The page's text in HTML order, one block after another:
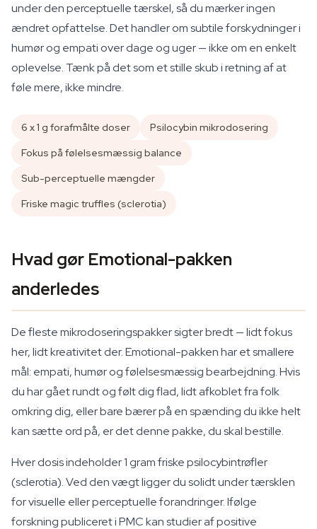
under den perceptuelle tærskel, så du mærker ingen
ændret opfattelse. Det handler om subtile forskydninger i
humør og empati over dage og uger — ikke om en enkelt
oplevelse. Tænk på det som et stille skub i retning af at
føle mere, ikke mindre.
6 x 1 g forafmålte doser
Psilocybin mikrodosering
Fokus på følelsesmæssig balance
Sub-perceptuelle mængder
Friske magic truffles (sclerotia)
Hvad gør Emotional-pakken
anderledes
De fleste mikrodoseringspakker sigter bredt — lidt fokus
her, lidt kreativitet der. Emotional-pakken har et smallere
mål: empati, humør og følelsesmæssig bearbejdning. Hvis
du har gået rundt og følt dig flad, lidt afkoblet fra folk
omkring dig, eller bare bærer på en spænding du ikke helt
kan sætte ord på, er det denne pakke, du skal bestille.
Hver dosis indeholder 1 gram friske psilocybintrøfler
(sclerotia). Ved den vægt ligger du solidt under tærsklen
for visuelle eller perceptuelle forandringer. Ifølge
forskning publiceret i PMC kan studier af positive